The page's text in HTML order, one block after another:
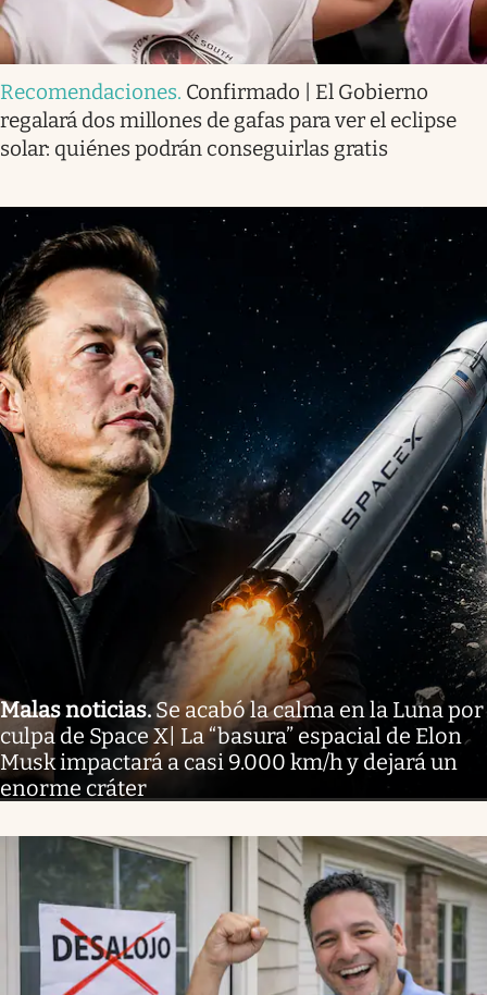
Recomendaciones. Confirmado | El Gobierno
regalará dos millones de gafas para ver el eclipse
solar: quiénes podrán conseguirlas gratis
Malas noticias. Se acabó la calma en la Luna por
culpa de Space X| La “basura” espacial de Elon
Musk impactará a casi 9.000 km/h y dejará un
enorme cráter